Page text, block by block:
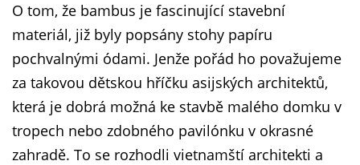
O tom, že bambus je fascinující stavební
materiál, již byly popsány stohy papíru
pochvalnými ódami. Jenže pořád ho považujeme
za takovou dětskou hříčku asijských architektů,
která je dobrá možná ke stavbě malého domku v
tropech nebo zdobného pavilónku v okrasné
zahradě. To se rozhodli vietnamští architekti a